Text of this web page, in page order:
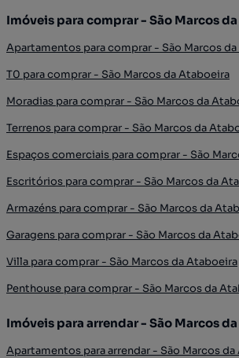
Imóveis para comprar - São Marcos
Apartamentos para comprar - São Marcos
T0 para comprar - São Marcos da Ataboeira
Moradias para comprar - São Marcos da
Terrenos para comprar - São Marcos da
Espaços comerciais para comprar - São
Escritórios para comprar - São Marcos da
Armazéns para comprar - São Marcos da
Garagens para comprar - São Marcos da
Villa para comprar - São Marcos da Ataboeira
Penthouse para comprar - São Marcos da
Imóveis para arrendar - São Marcos
Apartamentos para arrendar - São Marcos